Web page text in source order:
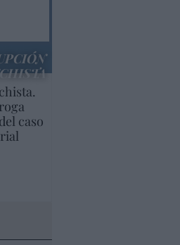
caso